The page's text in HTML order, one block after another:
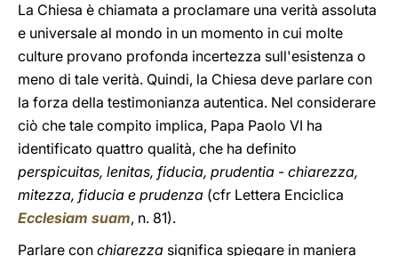
La Chiesa è chiamata a proclamare una verità assoluta
e universale al mondo in un momento in cui molte
culture provano profonda incertezza sull'esistenza o
meno di tale verità. Quindi, la Chiesa deve parlare con
la forza della testimonianza autentica. Nel considerare
ciò che tale compito implica, Papa Paolo VI ha
identificato quattro qualità, che ha definito
perspicuitas, lenitas, fiducia, prudentia - chiarezza,
mitezza, fiducia e prudenza (cfr Lettera Enciclica
Ecclesiam suam, n. 81).
Parlare con chiarezza significa spiegare in maniera